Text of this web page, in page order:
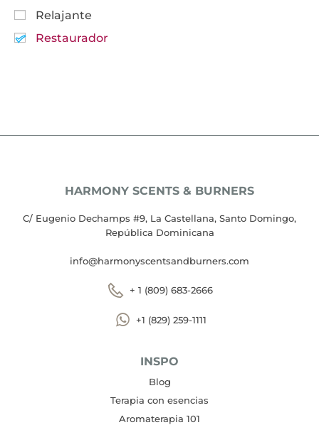
Relajante
Restaurador
HARMONY SCENTS & BURNERS
C/ Eugenio Dechamps #9, La Castellana, Santo Domingo,
República Dominicana
info@harmonyscentsandburners.com
+ 1 (809) 683-2666
+1 (829) 259-1111
INSPO
Blog
Terapia con esencias
Aromaterapia 101